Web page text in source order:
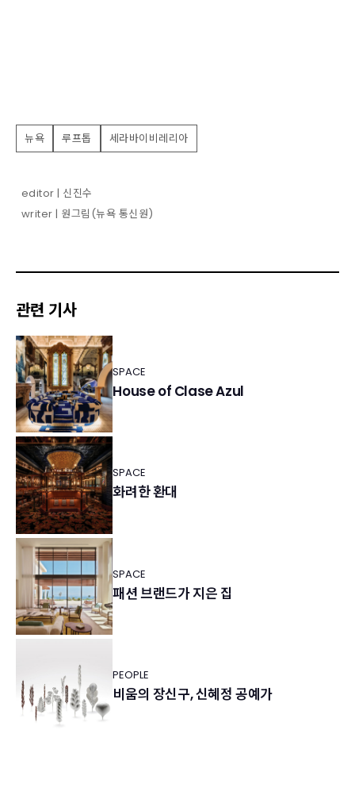
뉴욕 루프톱 세라바이비레리아
editor | 신진수
writer | 원그림(뉴욕 통신원)
관련 기사
SPACE
House of Clase Azul
SPACE
화려한 환대
SPACE
패션 브랜드가 지은 집
PEOPLE
비움의 장신구, 신혜정 공예가